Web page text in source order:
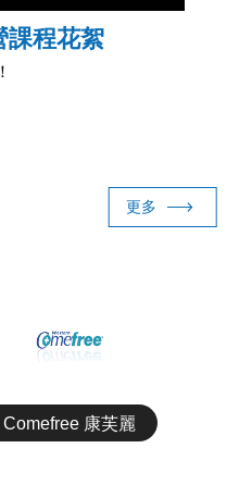
課程花絮
更多
Comefree 康芙麗